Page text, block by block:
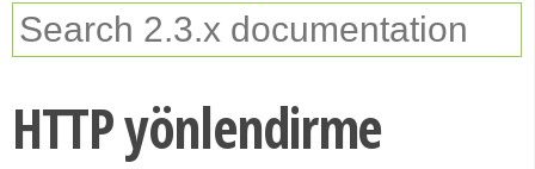
HTTP yönlendirme